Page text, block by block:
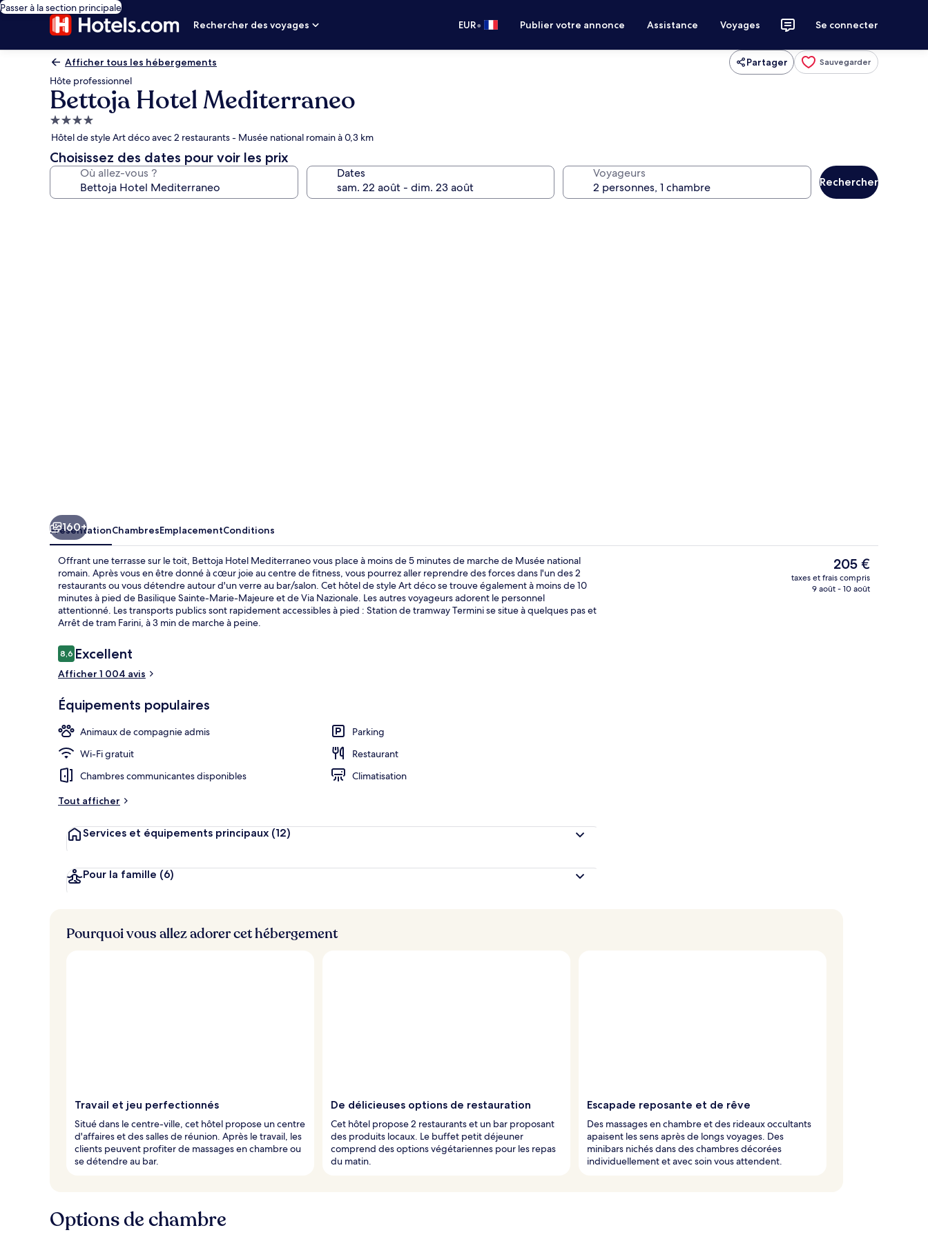
Passer à la section principale
Rechercher des voyages
EUR• Publier votre annonce Assistance Voyages Se connecter
Afficher tous les hébergements Partager Sauvegarder
Hôte professionnel
Bettoja Hotel Mediterraneo
Hébergement
4.0 étoiles
Hôtel de style Art déco avec 2 restaurants - Musée national romain à 0,3 km
Choisissez des dates pour voir les prix
Où allez-vous ? Dates Voyageurs
Rechercher
160+
PrésentationChambresEmplacementConditions
Offrant une terrasse sur le toit, Bettoja Hotel Mediterraneo vous place à moins de 5 minutes de marche de Musée national
romain. Après vous en être donné à cœur joie au centre de fitness, vous pourrez aller reprendre des forces dans l'un des 2
restaurants ou vous détendre autour d'un verre au bar/salon. Cet hôtel de style Art déco se trouve également à moins de 10
minutes à pied de Basilique Sainte-Marie-Majeure et de Via Nazionale. Les autres voyageurs adorent le personnel
attentionné. Les transports publics sont rapidement accessibles à pied : Station de tramway Termini se situe à quelques pas et
Arrêt de tram Farini, à 3 min de marche à peine.
Avis
voyageurs
8,68,6 sur 10
Excellent
Afficher 1 004 avis
Équipements populaires
Animaux de compagnie admis
Parking
Wi-Fi gratuit
Restaurant
Chambres communicantes disponibles
Climatisation
Tout afficher
Services et équipements principaux (12)
Pour la famille (6)
Le
prix
actuel
205 €
taxes et frais compris
9 août - 10 août
Pourquoi vous allez adorer cet hébergement
Travail et jeu perfectionnés
Situé dans le centre-ville, cet hôtel propose un centre
d'affaires et des salles de réunion. Après le travail, les
clients peuvent profiter de massages en chambre ou
se détendre au bar.
De délicieuses options de restauration
Cet hôtel propose 2 restaurants et un bar proposant
des produits locaux. Le buffet petit déjeuner
comprend des options végétariennes pour les repas
du matin.
Escapade reposante et de rêve
Des massages en chambre et des rideaux occultants
apaisent les sens après de longs voyages. Des
minibars nichés dans des chambres décorées
individuellement et avec soin vous attendent.
Options de chambre